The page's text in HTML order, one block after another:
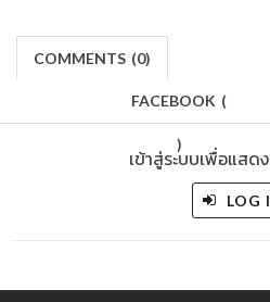
COMMENTS (0)
FACEBOOK (
)
เข้าสู่ระบบเพื่อแสด
LOG